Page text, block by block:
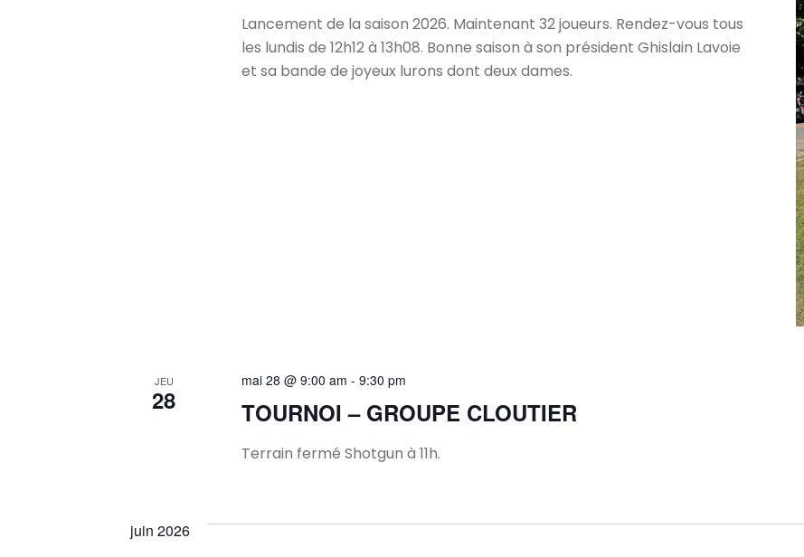
Lancement de la saison 2026. Maintenant 32 joueurs. Rendez-vous tous
les lundis de 12h12 à 13h08. Bonne saison à son président Ghislain Lavoie
et sa bande de joyeux lurons dont deux dames.
JEU
28 TOURNOI – GROUPE CLOUTIER
mai 28 @ 9:00 am - 9:30 pm
Terrain fermé Shotgun à 11h.
juin 2026